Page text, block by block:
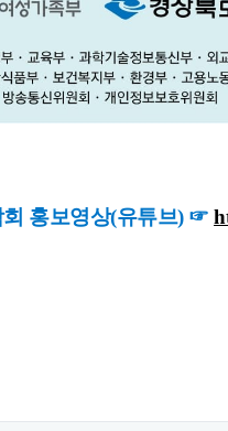
홍보영상(유튜브) ☞